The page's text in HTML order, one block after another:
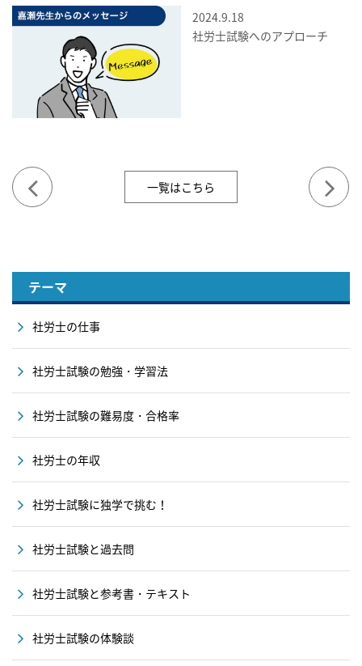
2024.9.18
社労士試験へのアプローチ
一覧はこちら
テーマ
社労士の仕事
社労士試験の勉強・学習法
社労士試験の難易度・合格率
社労士の年収
社労士試験に独学で挑む！
社労士試験と過去問
社労士試験と参考書・テキスト
社労士試験の体験談